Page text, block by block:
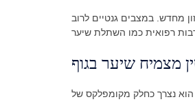
מחדש. במצבים גנטיים לרוב
הוא נצרך כחלק מקומפלקס של